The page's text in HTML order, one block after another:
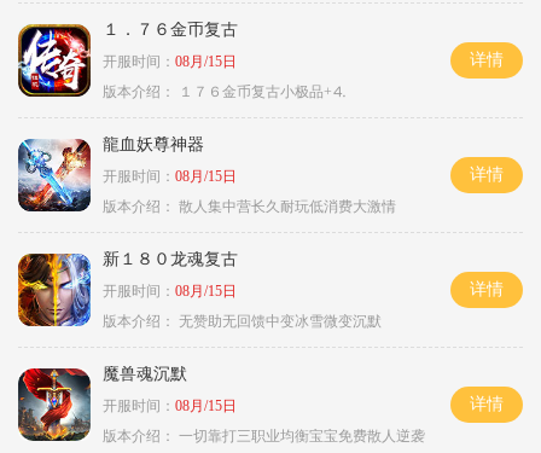
１．７６金币复古
开服时间： 08月/15日
版本介绍：
１７６金币复古小极品+⒋
详情
龍血妖尊神器
开服时间： 08月/15日
版本介绍： 散人集中营长久耐玩低消费大激情
详情
新１８０龙魂复古
开服时间： 08月/15日
版本介绍： 无赞助无回馈中变冰雪微变沉默
详情
魔兽魂沉默
开服时间： 08月/15日
版本介绍： 一切靠打三职业均衡宝宝免费散人逆袭
详情